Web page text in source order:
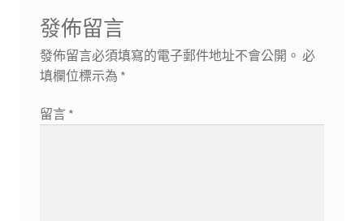
發佈留言
發佈留言必須填寫的電子郵件地址不會公開。 必
填欄位標示為 *
留言 *